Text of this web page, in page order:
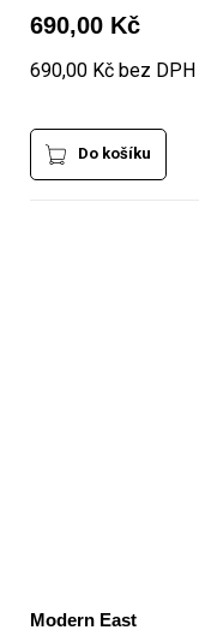
690,00 Kč
690,00 Kč bez DPH
Do košíku
Modern East